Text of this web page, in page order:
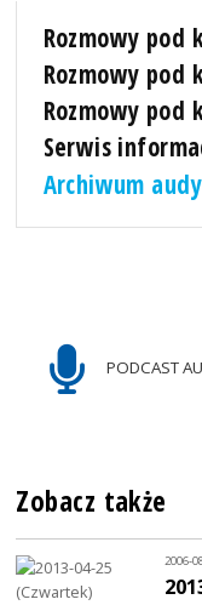
Rozmowy pod
Rozmowy pod
Rozmowy pod
Serwis
Archiwum
PODCAST
Zobacz także
2006-